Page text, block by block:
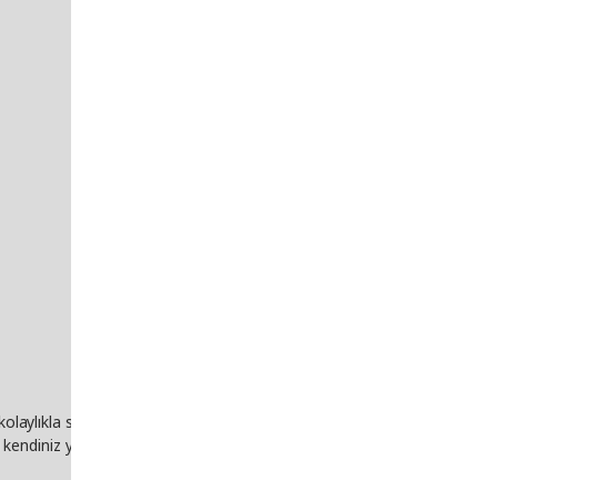
sığabilen ve size taşıma kolaylığı sağlayan bir koltuktur. Her parçası
yaparak tasarruf etmenin yanı sıra bu güzel el işçiliğinin her detayını da